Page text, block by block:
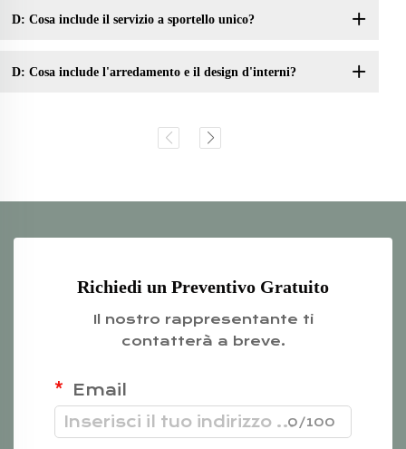
D: Cosa include il servizio a sportello unico?
D: Cosa include l'arredamento e il design d'interni?
Richiedi un Preventivo Gratuito
Il nostro rappresentante ti
contatterà a breve.
Email
0/100